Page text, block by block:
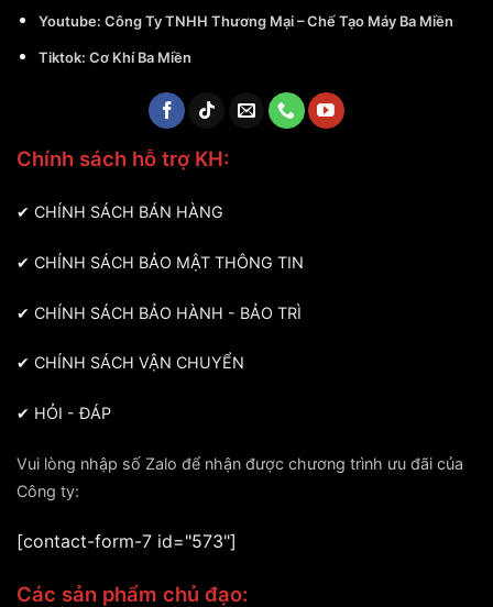
Youtube: Công Ty TNHH Thương Mại – Chế Tạo Máy Ba Miền
Tiktok: Cơ Khí Ba Miền
Chính sách hỗ trợ KH:
✔ CHÍNH SÁCH BÁN HÀNG
✔ CHÍNH SÁCH BẢO MẬT THÔNG TIN
✔ CHÍNH SÁCH BẢO HÀNH - BẢO TRÌ
✔ CHÍNH SÁCH VẬN CHUYỂN
✔ HỎI - ĐÁP
Vui lòng nhập số Zalo để nhận được chương trình ưu đãi của
Công ty:
[contact-form-7 id="573"]
Các sản phẩm chủ đạo: